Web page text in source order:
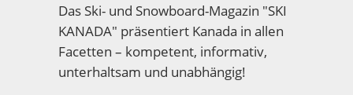
Das Ski- und Snowboard-Magazin "SKI
KANADA" präsentiert Kanada in allen
Facetten – kompetent, informativ,
unterhaltsam und unabhängig!